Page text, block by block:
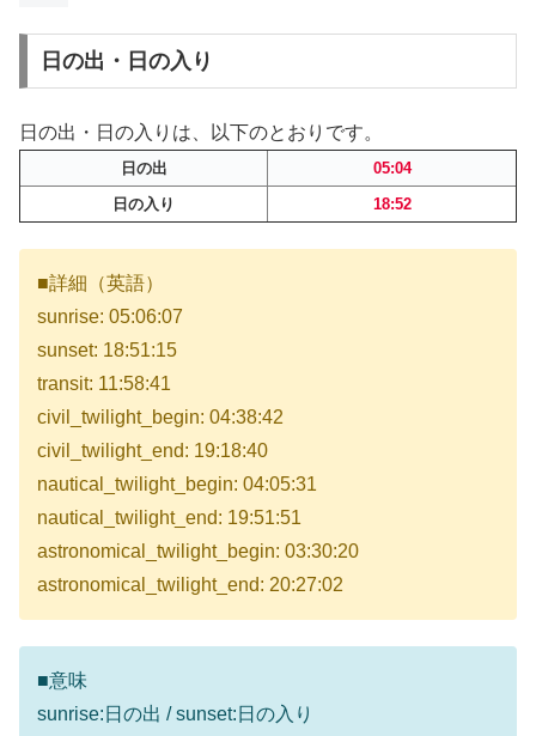
日の出・日の入り
日の出・日の入りは、以下のとおりです。
日の出
05:04
日の入り
18:52
■詳細（英語）
sunrise: 05:06:07
sunset: 18:51:15
transit: 11:58:41
civil_twilight_begin: 04:38:42
civil_twilight_end: 19:18:40
nautical_twilight_begin: 04:05:31
nautical_twilight_end: 19:51:51
astronomical_twilight_begin: 03:30:20
astronomical_twilight_end: 20:27:02
■意味
sunrise:日の出 / sunset:日の入り